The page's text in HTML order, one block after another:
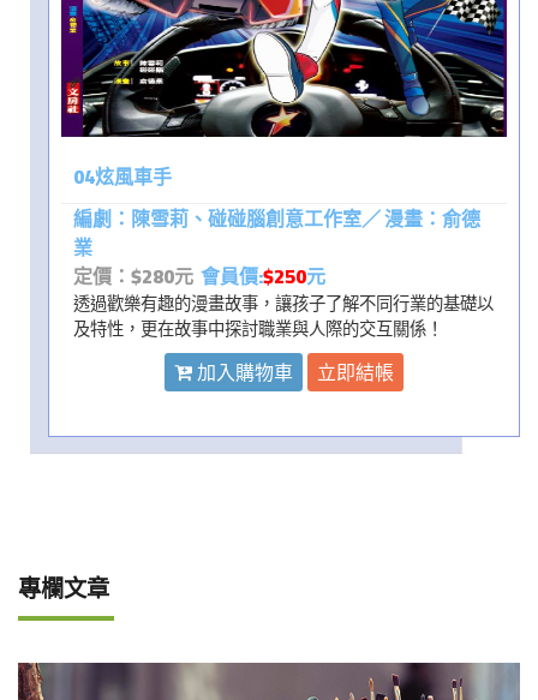
04炫風車手
編劇：陳雪莉、碰碰腦創意工作室／ 漫畫：俞德
業
定價：$280元 會員價:$250元
透過歡樂有趣的漫畫故事，讓孩子了解不同行業的基礎以
及特性，更在故事中探討職業與人際的交互關係！
加入購物車 立即結帳
專欄文章